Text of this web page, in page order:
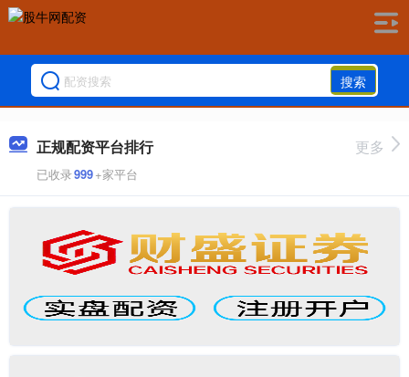
搜索
正规配资平台排行
已收录999+家平台
更多